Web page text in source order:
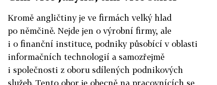
Kromě angličtiny je ve firmách velký hlad
po němčině. Nejde jen o výrobní firmy, ale
i o finanční instituce, podniky působící v oblasti
informačních technologií a samozřejmě
i společnosti z oboru sdílených podnikových
služeb. Tento obor je obecně na pracovnících se